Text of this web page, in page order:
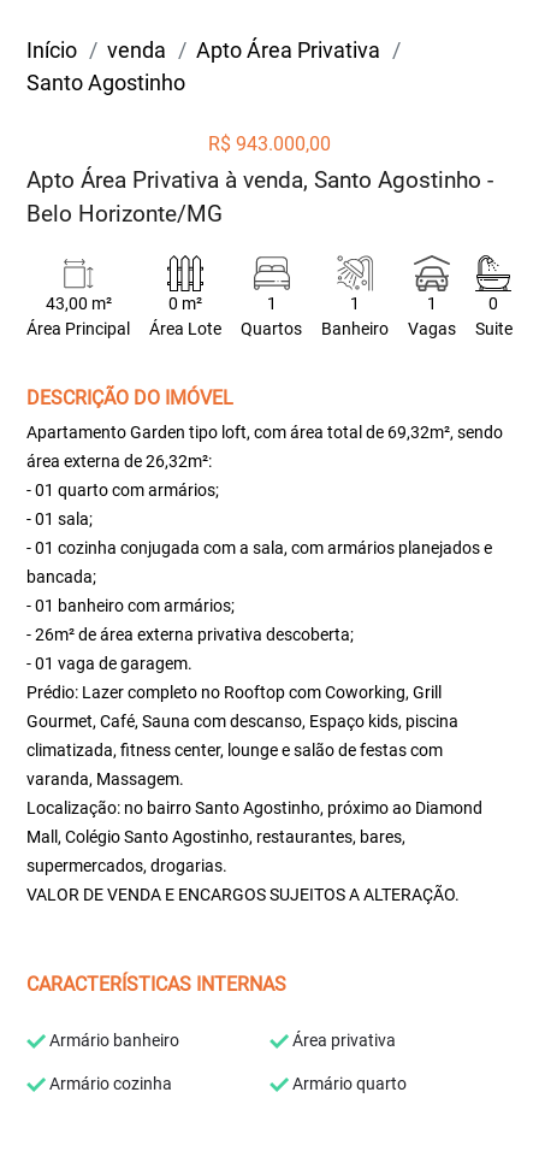
Início venda
Apto Área Privativa
Santo Agostinho
R$ 943.000,00
Apto Área Privativa à venda, Santo Agostinho -
Belo Horizonte/MG
43,00 m²
Área Principal
0 m²
Área Lote
1
Quartos
1
Banheiro
1
Vagas
0
Suite
DESCRIÇÃO DO IMÓVEL
Apartamento Garden tipo loft, com área total de 69,32m², sendo
área externa de 26,32m²:
- 01 quarto com armários;
- 01 sala;
- 01 cozinha conjugada com a sala, com armários planejados e
bancada;
- 01 banheiro com armários;
- 26m² de área externa privativa descoberta;
- 01 vaga de garagem.
Prédio: Lazer completo no Rooftop com Coworking, Grill
Gourmet, Café, Sauna com descanso, Espaço kids, piscina
climatizada, fitness center, lounge e salão de festas com
varanda, Massagem.
Localização: no bairro Santo Agostinho, próximo ao Diamond
Mall, Colégio Santo Agostinho, restaurantes, bares,
supermercados, drogarias.
VALOR DE VENDA E ENCARGOS SUJEITOS A ALTERAÇÃO.
CARACTERÍSTICAS INTERNAS
Armário banheiro Área privativa
Armário cozinha Armário quarto